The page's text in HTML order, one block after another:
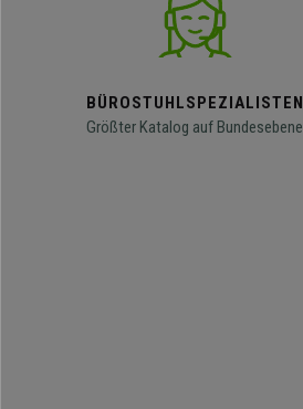
BÜROSTUHLSPEZIALISTEN
Größter Katalog auf Bundesebene